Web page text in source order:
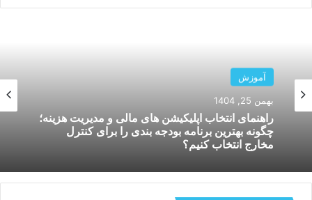
آموزش
بهمن 25, 1404
آموزش
بهمن 19, 1404
بررسی عمر باتری آیفون های ۲۰۲۵ و ترفندهای
کاربردی افزایش طول عمر باتری برای جلوگیری از
افت سریع شارژ